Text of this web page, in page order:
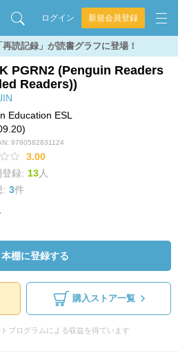
ログイン 新規会員登録
読記録」が読書グラフに登場！
PGRN2 (Penguin Readers
Readers))
Education ESL
9780582831124
3.00
録: 13人
: 3件
本棚に登録する
購入ストア一覧
プログラムによる収益を得ています